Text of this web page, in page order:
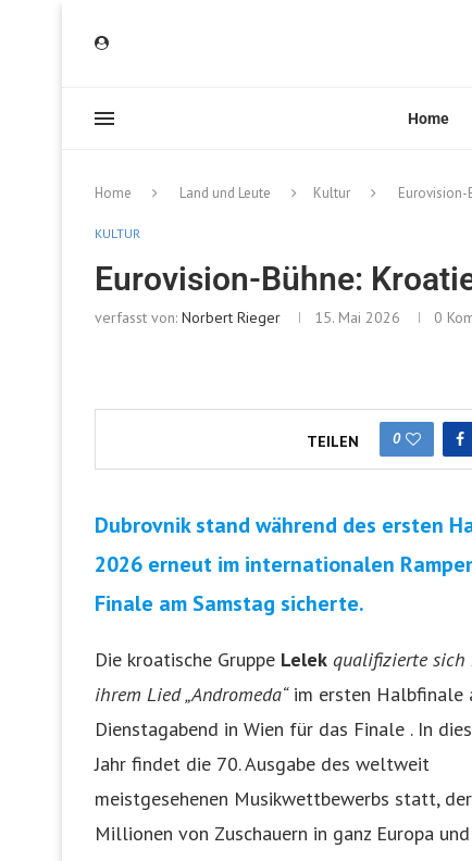
Home
Home Land und Leute Kultur Eurovision-
KULTUR
Eurovision-Bühne:
verfasst von: Norbert Rieger 15. Mai 2026 0
TEILEN 0
Dubrovnik stand während des ersten
2026 erneut im internationalen
Finale am Samstag sicherte.
Die kroatische Gruppe Lelek qualifizierte
ihrem Lied „Andromeda“im ersten Halbfinale
Dienstagabend in Wien für das Finale . In
Jahr findet die 70. Ausgabe des weltweit
meistgesehenen Musikwettbewerbs statt, der
Millionen von Zuschauern in ganz Europa und